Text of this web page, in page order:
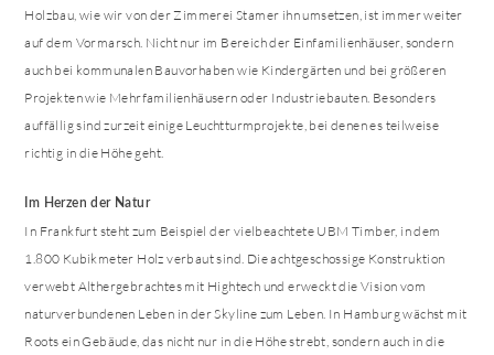
Holzbau, wie wir von der Zimmerei Stamer ihn umsetzen, ist immer weiter
auf dem Vormarsch. Nicht nur im Bereich der Einfamilienhäuser, sondern
auch bei kommunalen Bauvorhaben wie Kindergärten und bei größeren
Projekten wie Mehrfamilienhäusern oder Industriebauten. Besonders
auffällig sind zurzeit einige Leuchtturmprojekte, bei denen es teilweise
richtig in die Höhe geht.
Im Herzen der Natur
In Frankfurt steht zum Beispiel der vielbeachtete UBM Timber, in dem
1.800 Kubikmeter Holz verbaut sind. Die achtgeschossige Konstruktion
verwebt Althergebrachtes mit Hightech und erweckt die Vision vom
naturverbundenen Leben in der Skyline zum Leben. In Hamburg wächst mit
Roots ein Gebäude, das nicht nur in die Höhe strebt, sondern auch in die